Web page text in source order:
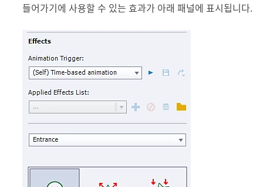
들어가기에 사용할 수 있는 효과가 아래 패널에 표시됩니다.